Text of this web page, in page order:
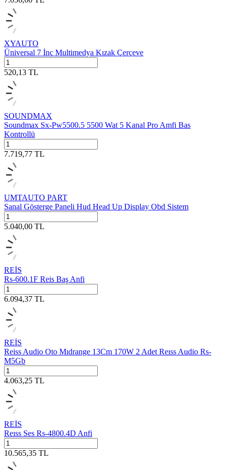
XYAUTO
Üniversal 7 İnç Multimedya Kızak Çerçeve
520,13 TL
SOUNDMAX
Soundmax Sx-Pw5500.5 5500 Wat 5 Kanal Pro Amfi Bas
Kontrollü
7.719,77 TL
UMTAUTO PART
Sanal Gösterge Paneli Hud Head Up Display Obd Sistem
5.040,00 TL
REİS
Rs-600.1F Reis Baş Anfi
6.094,37 TL
REİS
Reiss Audio Oto Mıdrange 13Cm 170W 2 Adet Reıss Audio Rs-
M5Gb
4.063,25 TL
REİS
Reıss Ses Rs-4800.4D Anfi
10.565,35 TL